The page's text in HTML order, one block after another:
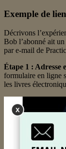
Exemple de
Décrivons
Bob l’abonné ait
par e-mail de
Étape 1 : Adresse
formulaire en ligne
les livres